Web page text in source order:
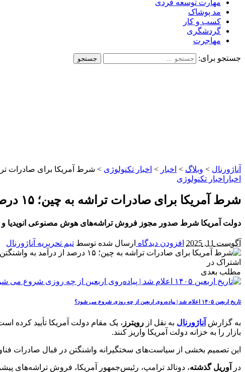
مهارت توسعه فردی
مد پوشاک
کسب و کار
گردشگری
مهاجرت
جستجو برای:
آناژورنال > وبلاگ > اخبار > اخبار تکنولوژی > شرط آمریکا برای صادرات تراشه به چین؛ ۱۵ درصد از
اخبار اخبار تکنولوژی
شرط آمریکا برای صادرات تراشه به چین؛ ۱۵ درصد از درآمد به واشنگتن می‌رسد
دولت آمریکا شرط صدور مجوز فروش تراشه‌های هوش مصنوعی انویدیا و AMD به چین را پرداخت ۱۵ درصد از درآمد فروش این محصولات به واشنگتن اعلام کرد.
آگوست 11, 2025 افزودن دیدگاه ارسال شده توسط تیم تحریریه آناژورنال
اشتراک در
مطلب بعدی
تاریخ اربعین ۱۴۰۵ اعلام شد | پیاده‌روی اربعین از چه روزی شروع می‌ شود؟
به گزارش آناژورنال به نقل از رویترز ، یک مقام دولت آمریکا تأیید کرده
بازار را به خزانه دولت آمریکا واریز کنند.
این تصمیم بخشی از سیاست‌های سختگیرانه واشنگتن در قبال صادرات
در آوریل گذشته، دونالد ترامپ، رئیس‌جمهور آمریکا، فروش تراشه‌های